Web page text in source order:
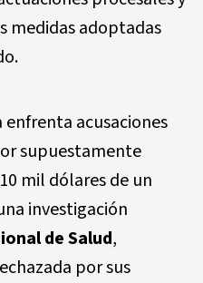
medidas adoptadas
acusaciones
supuestamente
mil dólares de un
investigación
de Salud,
por sus